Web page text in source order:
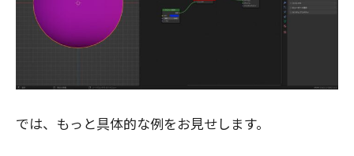
では、もっと具体的な例をお見せします。